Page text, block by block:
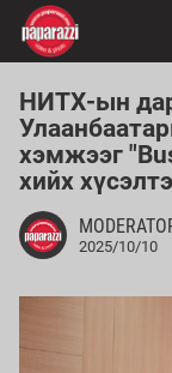
НИТХ-ын
хэмжээг
хийх
2025/10/10